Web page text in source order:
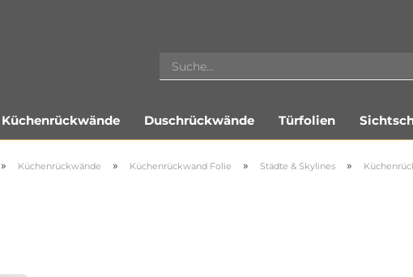
Küchenrückwände Duschrückwände Türfolien
» Küchenrückwände » Küchenrückwand Folie » Städte & Skylines »